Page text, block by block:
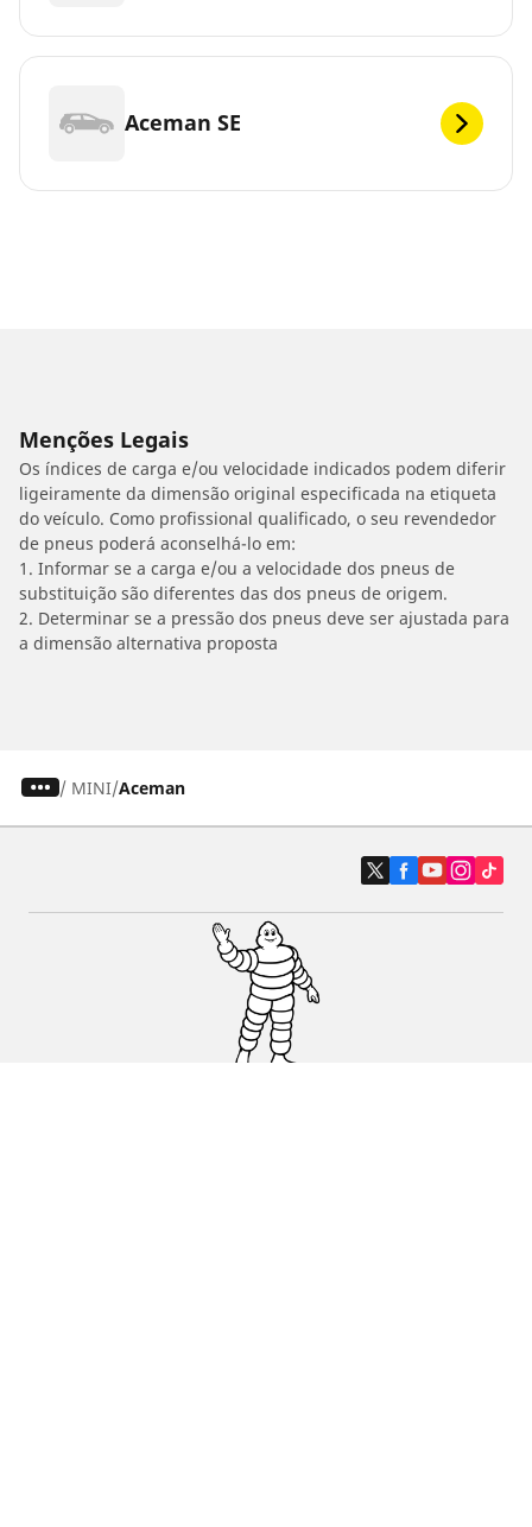
Aceman SE
Menções Legais
Os índices de carga e/ou velocidade indicados podem diferir
ligeiramente da dimensão original especificada na etiqueta
do veículo. Como profissional qualificado, o seu revendedor
de pneus poderá aconselhá-lo em:
1. Informar se a carga e/ou a velocidade dos pneus de
substituição são diferentes das dos pneus de origem.
2. Determinar se a pressão dos pneus deve ser ajustada para
a dimensão alternativa proposta
/ MINI Aceman